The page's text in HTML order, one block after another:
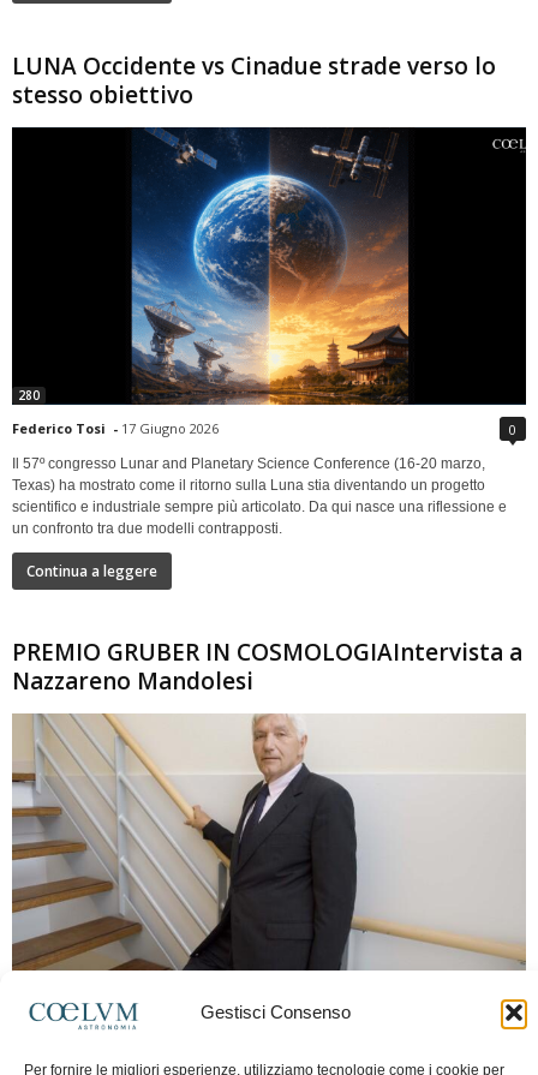
Gestisci Consenso
Per fornire le migliori esperienze, utilizziamo tecnologie come i cookie per
LUNA Occidente vs Cinadue strade verso lo
stesso obiettivo
280
Federico Tosi - 17 Giugno 2026 0
Il 57º congresso Lunar and Planetary Science Conference (16-20 marzo,
Texas) ha mostrato come il ritorno sulla Luna stia diventando un progetto
scientifico e industriale sempre più articolato. Da qui nasce una riflessione e
un confronto tra due modelli contrapposti.
Continua a leggere
PREMIO GRUBER IN COSMOLOGIAIntervista a
Nazzareno Mandolesi
Frida Paolella - 16 Giugno 2026 0
spaziale europea e della missione Planck. Il dialogo ripercorre i principali